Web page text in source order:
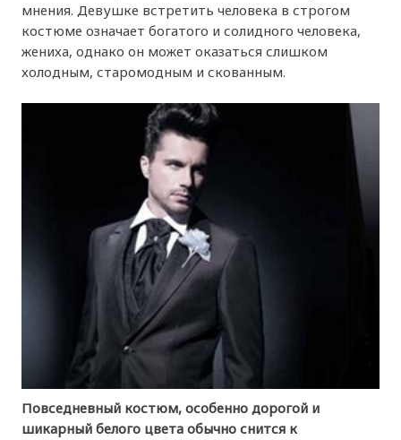
мнения. Девушке встретить человека в строгом
костюме означает богатого и солидного человека,
жениха, однако он может оказаться слишком
холодным, старомодным и скованным.
Повседневный костюм, особенно дорогой и
шикарный белого цвета обычно снится к